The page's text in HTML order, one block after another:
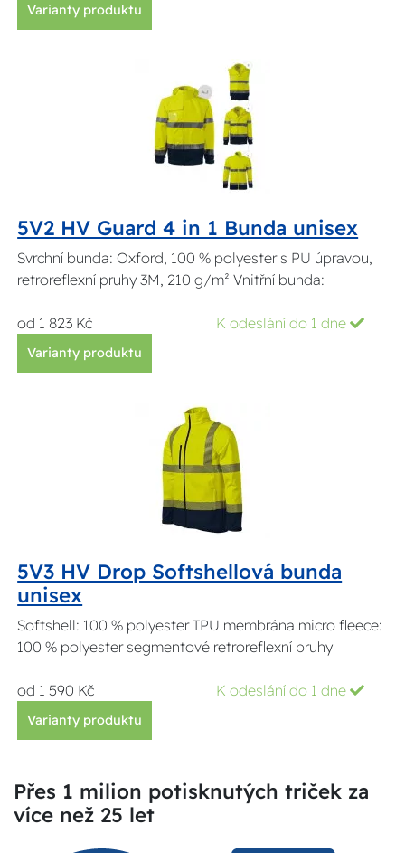
Varianty produktu
5V2 HV Guard 4 in 1 Bunda unisex
Svrchní bunda: Oxford, 100 % polyester s PU úpravou,
retroreflexní pruhy 3M, 210 g/m² Vnitřní bunda:
od 1 823 Kč K odeslání do 1 dne
Varianty produktu
5V3 HV Drop Softshellová bunda
unisex
Softshell: 100 % polyester TPU membrána micro fleece:
100 % polyester segmentové retroreflexní pruhy
od 1 590 Kč K odeslání do 1 dne
Varianty produktu
Přes 1 milion potisknutých triček za
více než 25 let